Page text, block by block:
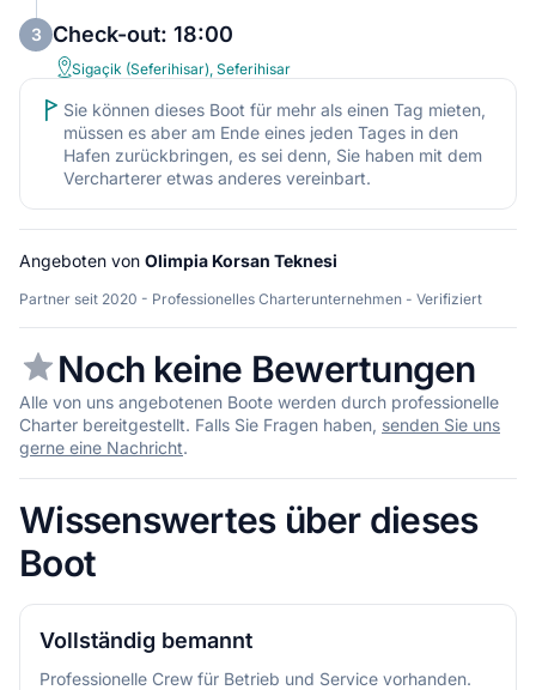
3 Check-out: 18:00
Sigaçik (Seferihisar), Seferihisar
Sie können dieses Boot für mehr als einen Tag mieten,
müssen es aber am Ende eines jeden Tages in den
Hafen zurückbringen, es sei denn, Sie haben mit dem
Vercharterer etwas anderes vereinbart.
Angeboten von Olimpia Korsan Teknesi
Partner seit 2020 - Professionelles Charterunternehmen - Verifiziert
Noch keine Bewertungen
Alle von uns angebotenen Boote werden durch professionelle
Charter bereitgestellt. Falls Sie Fragen haben, senden Sie uns
gerne eine Nachricht.
Wissenswertes über dieses
Boot
Vollständig bemannt
Professionelle Crew für Betrieb und Service vorhanden.